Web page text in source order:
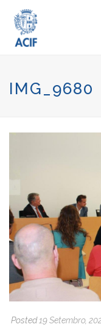
IMG_9680
Posted19 Setembro,